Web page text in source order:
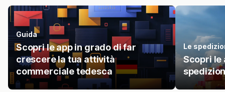
Guida
Scopri le app in grado di far
crescere la tua attività
commerciale tedesca
Le
Scopri le